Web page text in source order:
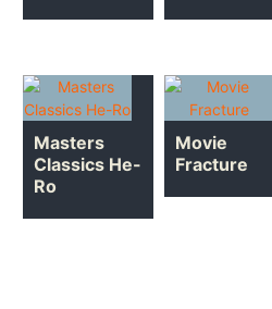
Masters
Classics He-
Ro
Movie
Fracture